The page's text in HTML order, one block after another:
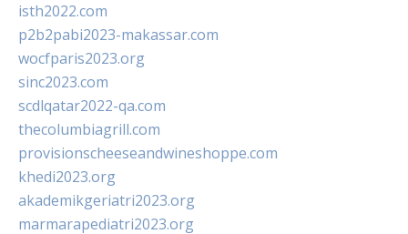
isth2022.com
p2b2pabi2023-makassar.com
wocfparis2023.org
sinc2023.com
scdlqatar2022-qa.com
thecolumbiagrill.com
provisionscheeseandwineshoppe.com
khedi2023.org
akademikgeriatri2023.org
marmarapediatri2023.org